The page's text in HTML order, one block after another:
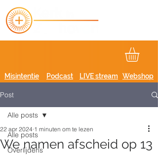
Podcast
Misintentie LIVE stream Webshop
Post
Alle posts
Overlijdens
Alle posts
We namen afscheid op 13
22 apr 2024 1 minuten om te lezen